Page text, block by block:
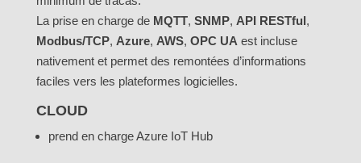
La prise en charge de MQTT, SNMP, API RESTful,
Modbus/TCP, Azure, AWS, OPC UA est incluse
nativement et permet des remontées d’informations
faciles vers les plateformes logicielles.
CLOUD
prend en charge Azure IoT Hub